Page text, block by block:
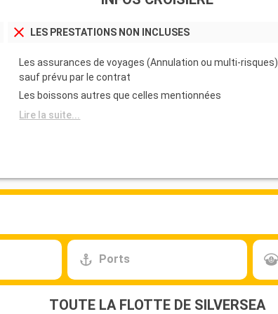
Départ
Départ
18:00
de ce coin
château
pas
qui,
19:00
Douvres
des côtes
et
plus de
pour la
LES PRESTATIONS NON INCLUSES
Les assurances de voyages (Annulation ou multi-risques)
sauf prévu par le contrat
Les boissons autres que celles mentionnées
Lire la suite...
Ports
TOUTE LA FLOTTE DE SILVERSEA